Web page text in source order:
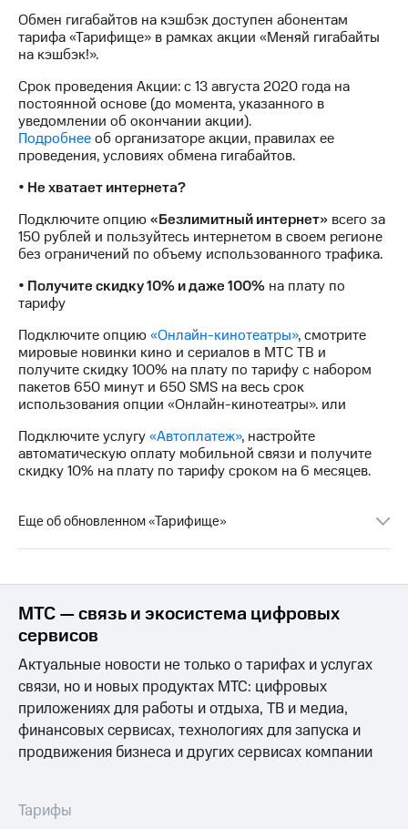
Услуги
Акции
Домашний
интернет
ТВ
Спутниковое
ТВ
Перейти
в МТС
номером
Поддержка
и подписки
Premium
Подписка
фильмы,
Семейная
группа
Скидка
на тарифы,
общие
подписки
и услуги,
доступ
к геолокации
для дома
149 ₽/
МТС
Premium
Подписка
на гигабайты
интернета,
фильмы,
музыка
и многое
Семейная
Скидка
на тарифы,
общие
подписки
доступ
к геолокации
Посмотрите,
полезного
есть
в нашем
приложении
КИОН
Обмен гигабайтов на кэшбэк доступен абонентам
тарифа «Тарифище» в рамках акции «Меняй гигабайты
на кэшбэк!».
Срок проведения Акции: с 13 августа 2020 года на
постоянной основе (до момента, указанного в
уведомлении об окончании акции).
Подробнееоб организаторе акции, правилах ее
проведения, условиях обмена гигабайтов.
• Не хватает интернета?
Подключите опцию«Безлимитный интернет» всего за
150 рублей и пользуйтесь интернетом в своем регионе
без ограничений по объему использованного трафика.
• Получите скидку 10% и даже 100% на плату по
тарифу
Подключите опцию«Онлайн-кинотеатры», смотрите
мировые новинки кино и сериалов в МТС ТВ и
получите скидку 100% на плату по тарифу с набором
пакетов 650 минут и 650 SMS на весь срок
использования опции «Онлайн-кинотеатры». или
Подключите услугу«Автоплатеж», настройте
автоматическую оплату мобильной связи и получите
скидку 10% на плату по тарифу сроком на 6 месяцев.
Еще об обновленном «Тарифище»
МТС — связь и экосистема цифровых
сервисов
Актуальные новости не только о тарифах и услугах
связи, но и новых продуктах МТС: цифровых
приложениях для работы и отдыха, ТВ и медиа,
финансовых сервисах, технологиях для запуска и
продвижения бизнеса и других сервисах компании
Тарифы